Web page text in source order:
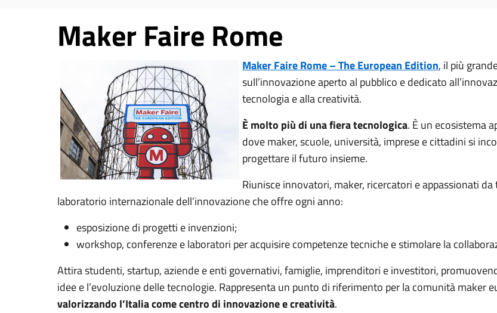
Maker Faire Rome
Maker Faire Rome – The European Edition, il più
sull’innovazione aperto al pubblico e dedicato
tecnologia e alla creatività.
È molto più di una fiera tecnologica. È un ecosistema
dove maker, scuole, università, imprese e cittadini si
progettare il futuro insieme.
Riunisce innovatori, maker, ricercatori e appassionati
laboratorio internazionale dell’innovazione che offre ogni anno:
esposizione di progetti e invenzioni;
workshop, conferenze e laboratori per acquisire competenze tecniche e stimolare la
Attira studenti, startup, aziende e enti governativi, famiglie, imprenditori e investitori,
idee e l’evoluzione delle tecnologie. Rappresenta un punto di riferimento per la comunità maker
valorizzando l’Italia come centro di innovazione e creatività.